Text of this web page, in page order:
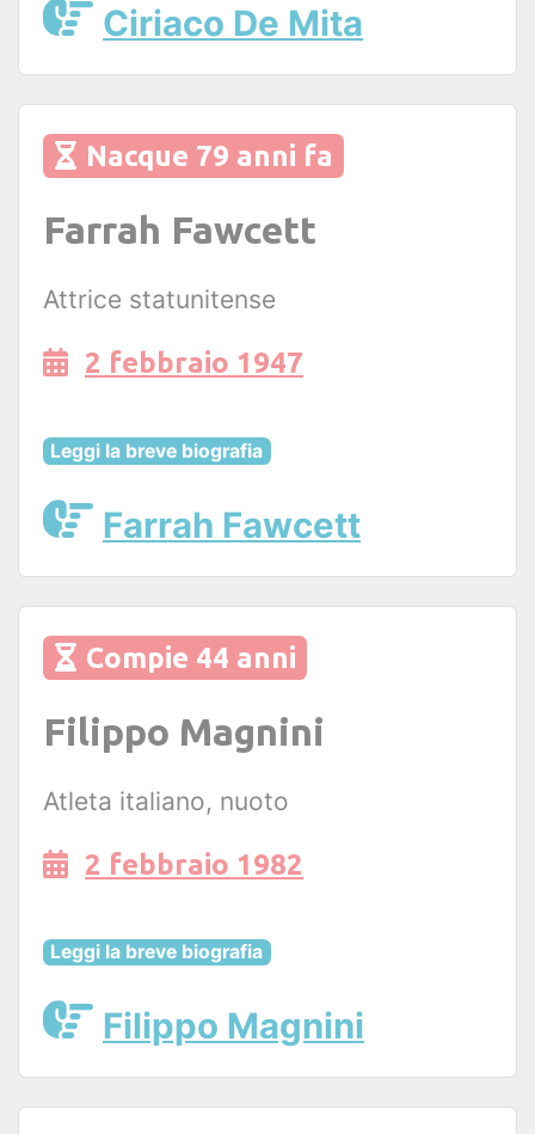
Ciriaco De Mita
Nacque 79 anni fa
Farrah Fawcett
Attrice statunitense
2 febbraio 1947
Leggi la breve biografia
Farrah Fawcett
Compie 44 anni
Filippo Magnini
Atleta italiano, nuoto
2 febbraio 1982
Leggi la breve biografia
Filippo Magnini